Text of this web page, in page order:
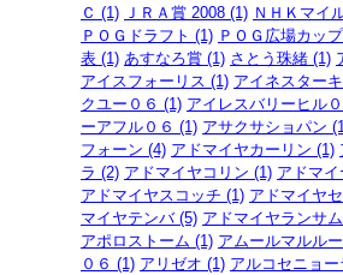
Ｃ (1) ＪＲＡ賞 2008 (1) ＮＨＫマイ
ＰＯＧドラフト (1) ＰＯＧ広場カッ
表 (1) あすなろ賞 (1) さとう珠緒 (1)
アイスフォーリス (1) アイネスター
クユー０６ (1) アイレスバリーヒル
ーアフル０６ (1) アサクサショパン
フォーン (4) アドマイヤカーリン (1)
ラ (2) アドマイヤコリン (1) アドマ
アドマイヤスコッチ (1) アドマイヤ
マイヤテンバ (5) アドマイヤランサ
アポロストーム (1) アムールマルル
０６ (1) アリゼオ (1) アルコセニョー